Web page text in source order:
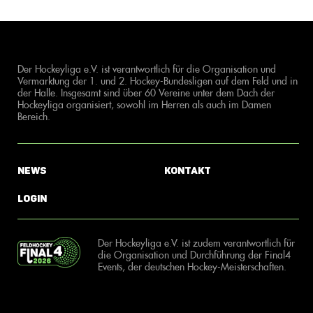
Der Hockeyliga e.V. ist verantwortlich für die Organisation und
Vermarktung der 1. und 2. Hockey-Bundesligen auf dem Feld und in
der Halle. Insgesamt sind über 60 Vereine unter dem Dach der
Hockeyliga organisiert, sowohl im Herren als auch im Damen
Bereich.
News
Login
Kontakt
Der Hockeyliga e.V. ist zudem verantwortlich für
die Organisation und Durchführung der Final4
Events, der deutschen Hockey-Meisterschaften.